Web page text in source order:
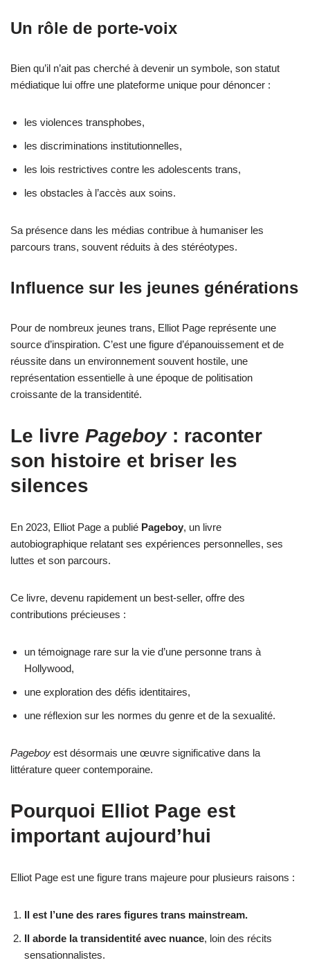
Un rôle de porte-voix
Bien qu’il n’ait pas cherché à devenir un symbole, son statut
médiatique lui offre une plateforme unique pour dénoncer :
les violences transphobes,
les discriminations institutionnelles,
les lois restrictives contre les adolescents trans,
les obstacles à l’accès aux soins.
Sa présence dans les médias contribue à humaniser les
parcours trans, souvent réduits à des stéréotypes.
Influence sur les jeunes générations
Pour de nombreux jeunes trans, Elliot Page représente une
source d’inspiration. C’est une figure d’épanouissement et de
réussite dans un environnement souvent hostile, une
représentation essentielle à une époque de politisation
croissante de la transidentité.
Le livre Pageboy: raconter
son histoire et briser les
silences
En 2023, Elliot Page a publié Pageboy, un livre
autobiographique relatant ses expériences personnelles, ses
luttes et son parcours.
Ce livre, devenu rapidement un best-seller, offre des
contributions précieuses :
un témoignage rare sur la vie d’une personne trans à
Hollywood,
une exploration des défis identitaires,
une réflexion sur les normes du genre et de la sexualité.
Pageboy est désormais une œuvre significative dans la
littérature queer contemporaine.
Pourquoi Elliot Page est
important aujourd’hui
Elliot Page est une figure trans majeure pour plusieurs raisons :
Il est l’une des rares figures trans mainstream.
Il aborde la transidentité avec nuance, loin des récits
sensationnalistes.